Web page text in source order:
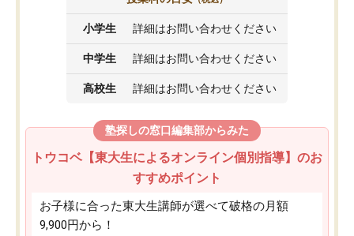
小学生 詳細はお問い合わせください
中学生 詳細はお問い合わせください
高校生 詳細はお問い合わせください
塾探しの窓口編集部からみた
トウコベ【東大生によるオンライン個別指導】のお
すすめポイント
お子様に合った東大生講師が選べて破格の月額
9,900円から！